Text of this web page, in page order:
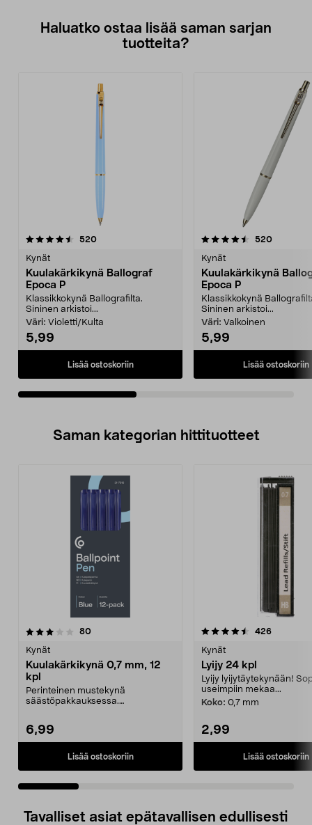
Haluatko ostaa lisää saman sarjan
tuotteita?
520arvostelut
Kynät
Kuulakärkikynä Ballograf
Epoca P
Klassikkokynä Ballografilta.
Sininen arkistoi...
Väri: Violetti/Kulta
5,99
Lisää ostoskoriin
4.5viidestä
520arvostelut
Kynät
Kuulakärkikynä
Epoca P
Klassikkokynä
Sininen arkistoi...
Väri: Valkoinen
5,99
Lisää ostoskoriin
4.5viidestä
Saman kategorian hittituotteet
80arvostelut
Kynät
Kuulakärkikynä 0,7 mm, 12
kpl
Perinteinen mustekynä
säästöpakkauksessa.
6,99
Lisää ostoskoriin
4.5 viidestä
426arvostelut
Kynät
Lyijy 24 kpl
Lyijy lyijytäytekynään!
useimpiin mekaa...
Koko: 0,7 mm
2,99
Lisää ostoskoriin
4.5 viidestä
Tavalliset asiat epätavallisen edullisesti